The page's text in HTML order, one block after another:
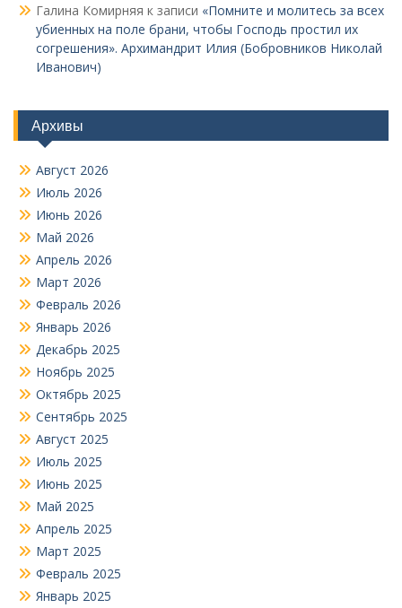
Галина Комирняя к записи «Помните и молитесь за всех
убиенных на поле брани, чтобы Господь простил их
согрешения». Архимандрит Илия (Бобровников Николай
Иванович)
Архивы
Август 2026
Июль 2026
Июнь 2026
Май 2026
Апрель 2026
Март 2026
Февраль 2026
Январь 2026
Декабрь 2025
Ноябрь 2025
Октябрь 2025
Сентябрь 2025
Август 2025
Июль 2025
Июнь 2025
Май 2025
Апрель 2025
Март 2025
Февраль 2025
Январь 2025